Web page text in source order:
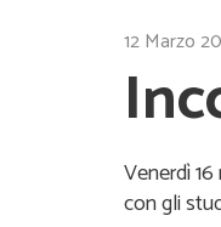
12 Marzo
Venerdì
con gli